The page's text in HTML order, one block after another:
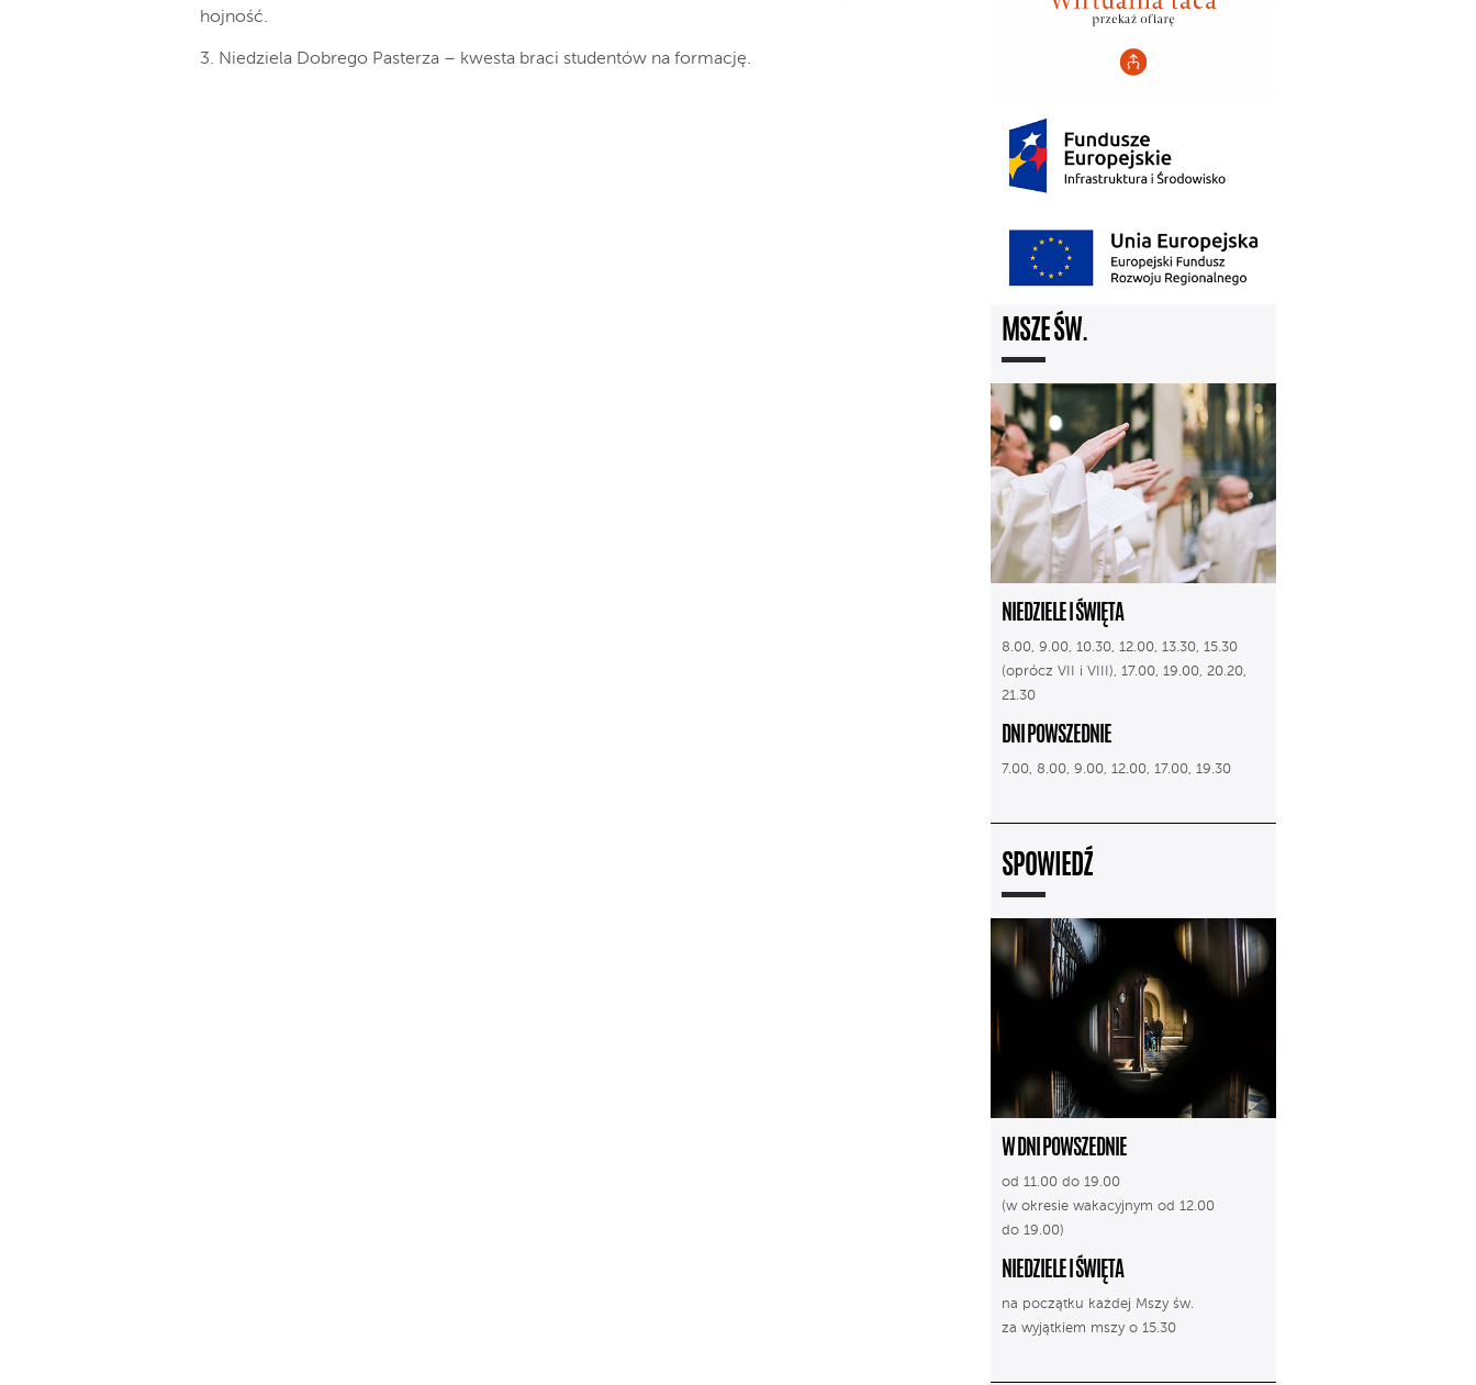
hojność.
3. Niedziela Dobrego Pasterza – kwesta braci studentów na formację.
MSZE ŚW.
NIEDZIELE I ŚWIĘTA
8.00, 9.00, 10.30, 12.00, 13.30, 15.30
(oprócz VII i VIII), 17.00, 19.00, 20.20,
21.30
DNI POWSZEDNIE
7.00, 8.00, 9.00, 12.00, 17.00, 19.30
SPOWIEDŹ
W DNI POWSZEDNIE
od 11.00 do 19.00
(w okresie wakacyjnym od 12.00
do 19.00)
NIEDZIELE I ŚWIĘTA
na początku każdej Mszy św.
za wyjątkiem mszy o 15.30